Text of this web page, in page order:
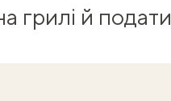
грилі й подати